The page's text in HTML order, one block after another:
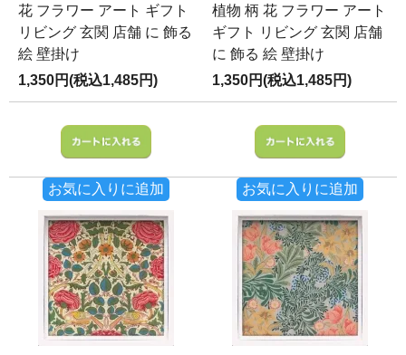
花 フラワー アート ギフト
リビング 玄関 店舗 に 飾る
絵 壁掛け
1,350円(税込1,485円)
お気に入りに追加
植物 柄 花 フラワー アート
ギフト リビング 玄関 店舗
に 飾る 絵 壁掛け
1,350円(税込1,485円)
お気に入りに追加